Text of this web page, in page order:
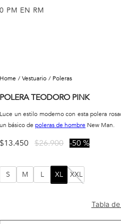
PM EN RM
vestuario poleras
POLERA TEODORO PINK
Luce un estilo moderno con esta polera
un básico depoleras de hombre New Man.
$13.450 $26.900 50 %
S M L XL XXL